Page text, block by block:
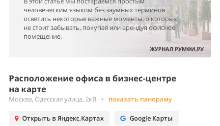
человеческим языком без заумных терминов
осветить некоторые важные моменты, о которых
не стоит забывать, покупая или арендуя офисное
помещение.
ЖУРНАЛ РУМФИ.РУ
Расположение офиса в бизнес-центре
на карте
Москва, Одесская улица, 2кВ • показать панораму
Открыть в Яндекс.Картах Google Карты